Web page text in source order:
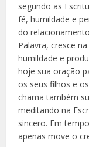
segundo as
fé, humildade e
do
Palavra, cresce
humildade e
hoje sua oração
os seus filhos e
chama também
meditando na
sincero. Em
apenas move o